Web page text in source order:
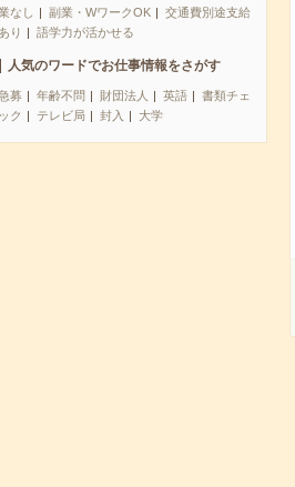
なし
副業・WワークOK
交通費別途支給
あり
語学力が活かせる
人気のワードでお仕事情報をさがす
急募 年齢不問 財団法人 英語
書類チェ
ック
テレビ局 封入 大学